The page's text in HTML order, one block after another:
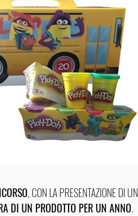
, CON LA PRESENTAZIONE DI UN
DI UN PRODOTTO PER UN ANNO.